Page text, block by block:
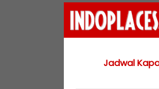
Jadwal